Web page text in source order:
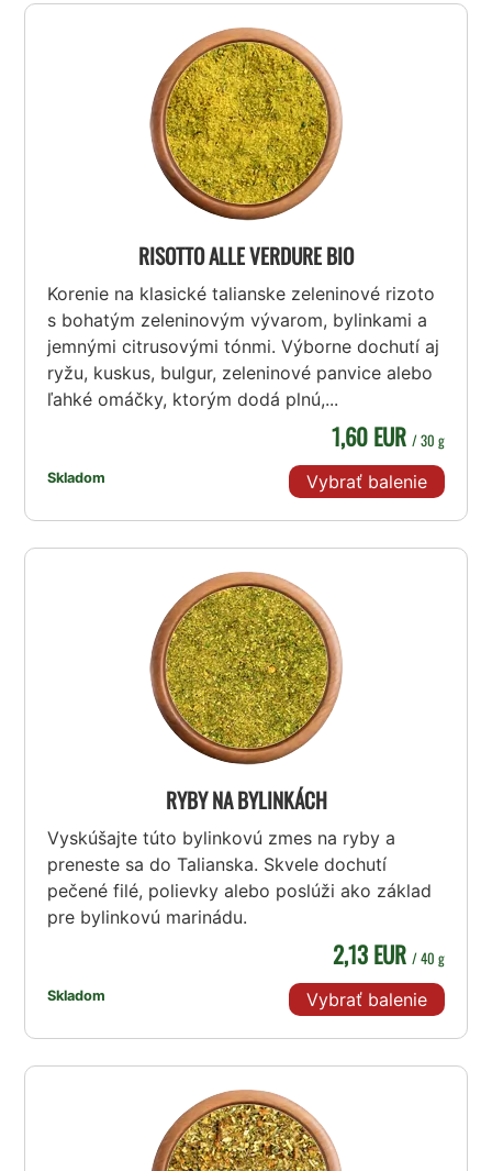
RISOTTO ALLE VERDURE BIO
Korenie na klasické talianske zeleninové rizoto
s bohatým zeleninovým vývarom, bylinkami a
jemnými citrusovými tónmi. Výborne dochutí aj
ryžu, kuskus, bulgur, zeleninové panvice alebo
ľahké omáčky, ktorým dodá plnú,...
Skladom
1,60 EUR / 30 g
Vybrať balenie
RYBY NA BYLINKÁCH
Vyskúšajte túto bylinkovú zmes na ryby a
preneste sa do Talianska. Skvele dochutí
pečené filé, polievky alebo poslúži ako základ
pre bylinkovú marinádu.
Skladom
2,13 EUR / 40 g
Vybrať balenie